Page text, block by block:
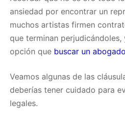
ansiedad por encontrar un
muchos artistas firmen
que terminan
opción que buscar un abogado
Veamos algunas de las
deberías tener cuidado para
legales.